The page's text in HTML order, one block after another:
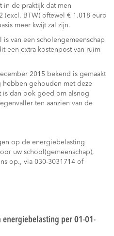
in de praktijk dat men
BTW) oftewel € 1.018 euro
meer kwijt zal zijn.
van een scholengemeenschap
een extra kostenpost van ruim
2015 bekend is gemaakt
gehouden met deze
dan ook goed om alsnog
ten aanzien van de
op de energiebelasting
uw school(gemeenschap),
op., via 030-3031714 of
energiebelasting per 01-01-